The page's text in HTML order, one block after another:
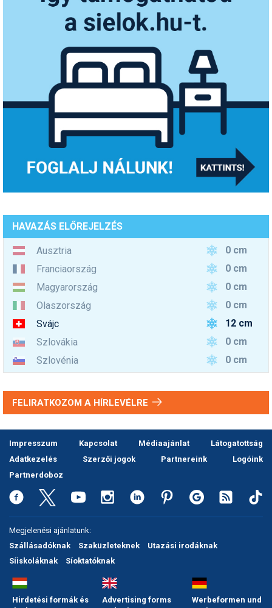
HAVAZÁS ELŐREJELZÉS
Ausztria
0 cm
Franciaország
0 cm
Magyarország
0 cm
Olaszország
0 cm
Svájc
12 cm
Szlovákia
0 cm
Szlovénia
0 cm
FELIRATKOZOM A HÍRLEVÉLRE
Impresszum Kapcsolat Médiaajánlat
Látogatottság
Adatkezelés
Szerzői jogok Partnereink
Logóink
Partnerdoboz
Megjelenési ajánlatunk:
Szállásadóknak
Szaküzleteknek
Utazási irodáknak
Síiskoláknak
Síoktatóknak
Hirdetési formák és
Advertising forms
Werbeformen und